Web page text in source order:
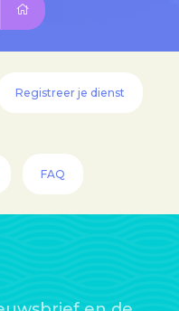
Registreer je dienst
FAQ